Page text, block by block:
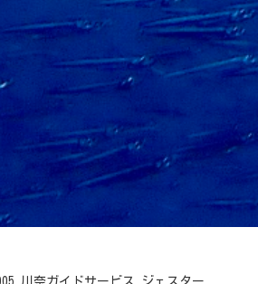
川奈ガイドサービス ジェスター.